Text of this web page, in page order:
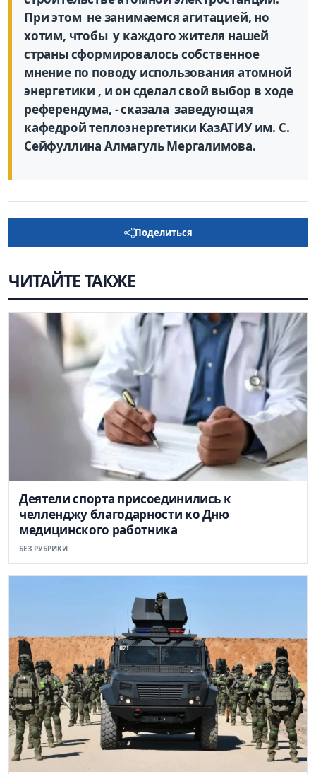
При этом не занимаемся агитацией, но
хотим, чтобы у каждого жителя нашей
страны сформировалось собственное
мнение по поводу использования атомной
энергетики , и он сделал свой выбор в ходе
референдума, - сказала заведующая
кафедрой теплоэнергетики КазАТИУ им. С.
Сейфуллина Алмагуль Мергалимова.
Поделиться
ЧИТАЙТЕ ТАКЖЕ
Деятели спорта присоединились к
челленджу благодарности ко Дню
медицинского работника
БЕЗ РУБРИКИ